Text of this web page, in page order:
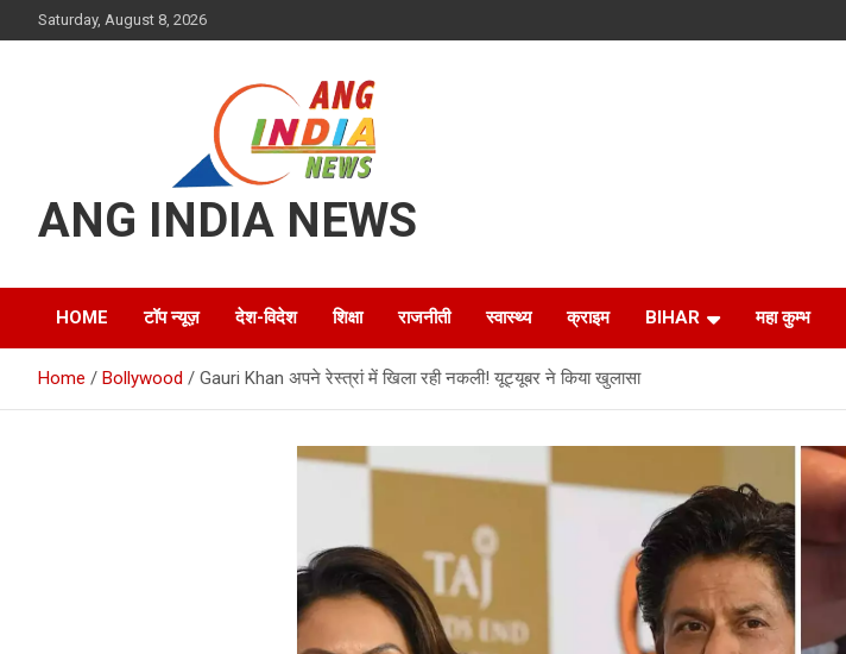
to
Saturday, August 8, 2026
ANG INDIA NEWS
HOME टॉप न्यूज़ देश-विदेश शिक्षा राजनीती स्वास्थ्य क्राइम BIHAR महा कुम्भ
Home Bollywood Gauri Khan अपने रेस्त्रां में खिला रही नकली! यूट्यूबर ने किया खुलासा